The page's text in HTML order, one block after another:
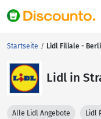
Startseite Lidl Filiale -
Lidl in
Alle Lidl Angebote Lidl